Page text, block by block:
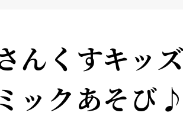
さんくすキッ
ックあそび